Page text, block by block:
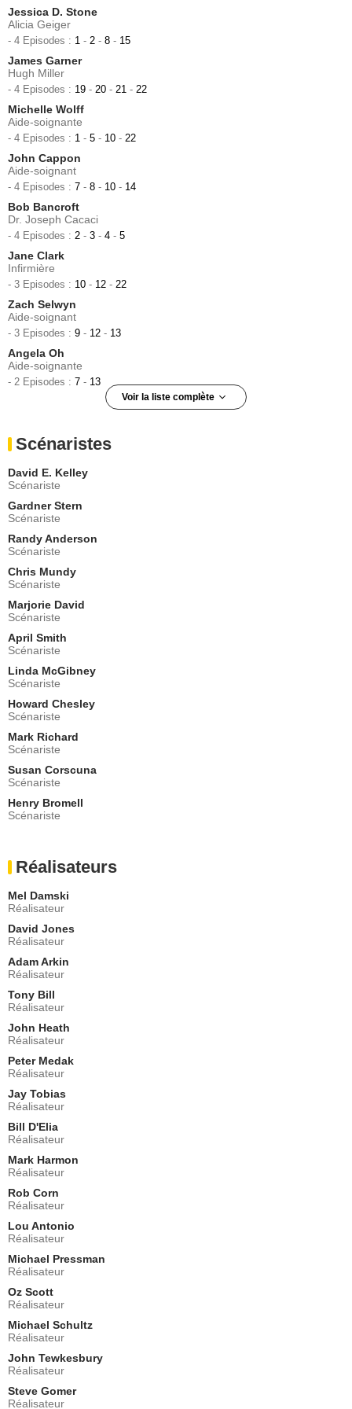
Jessica D. Stone
Alicia Geiger
- 4 Episodes : 1 - 2 - 8 - 15
James Garner
Hugh Miller
- 4 Episodes : 19 - 20 - 21 - 22
Michelle Wolff
Aide-soignante
- 4 Episodes : 1 - 5 - 10 - 22
John Cappon
Aide-soignant
- 4 Episodes : 7 - 8 - 10 - 14
Bob Bancroft
Dr. Joseph Cacaci
- 4 Episodes : 2 - 3 - 4 - 5
Jane Clark
Infirmière
- 3 Episodes : 10 - 12 - 22
Zach Selwyn
Aide-soignant
- 3 Episodes : 9 - 12 - 13
Angela Oh
Aide-soignante
- 2 Episodes : 7 - 13
Voir la liste complète
- 2 Episodes :1-10
Laurel Canyon
- 1 Episode :
Dawn Landon
Trish Adams
- 1 Episode :3
Matt Kaminsky
Bill Yates
- 1 Episode :
Sharon Omi
Price
- 1 Episode :
Monique Edwards
Infirmière
- 1 Episode :
Carlos Cervantes
Anesthésiste
- 1 Episode :9
Monique Edwards
Wanda
- 1 Episode :
John Ritter
Joe Dysmerski
Raymond Wilkes
Robert Culp
Benjamin Quinn
- 1 Episode :18
John Cappon
- 1 Episode :
Emily Harding
- 1 Episode :
Monique Edwards
Jody Lindberg
- 1 Episode :15
Betty Dysmerski
- 1 Episode :
Kathy Ann Stumpe
Linda
- 1 Episode :17
Louis Mustillo
Détective Esposito
- 1 Episode :
Kathy Baker
Mary Wyzinski
- 1 Episode :21
John Cappon
Bob
- 1 Episode :
B.D. Wong
Dr. Kai Chang
- 1 Episode :6
Carlos Cervantes
Don
- 1 Episode :
Scénaristes
David E. Kelley
Scénariste
Gardner Stern
Scénariste
Randy Anderson
Scénariste
Chris Mundy
Scénariste
Marjorie David
Scénariste
April Smith
Scénariste
Linda McGibney
Scénariste
Howard Chesley
Scénariste
Mark Richard
Scénariste
Susan Corscuna
Scénariste
Henry Bromell
Scénariste
Réalisateurs
Mel Damski
Réalisateur
David Jones
Réalisateur
Adam Arkin
Réalisateur
Tony Bill
Réalisateur
John Heath
Réalisateur
Peter Medak
Réalisateur
Jay Tobias
Réalisateur
Bill D'Elia
Réalisateur
Mark Harmon
Réalisateur
Rob Corn
Réalisateur
Lou Antonio
Réalisateur
Michael Pressman
Réalisateur
Oz Scott
Réalisateur
Michael Schultz
Réalisateur
John Tewkesbury
Réalisateur
Steve Gomer
Réalisateur